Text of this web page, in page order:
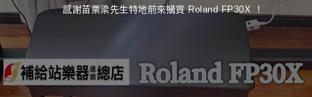
感謝苗栗梁先生特地前來購買 Roland FP30X ！